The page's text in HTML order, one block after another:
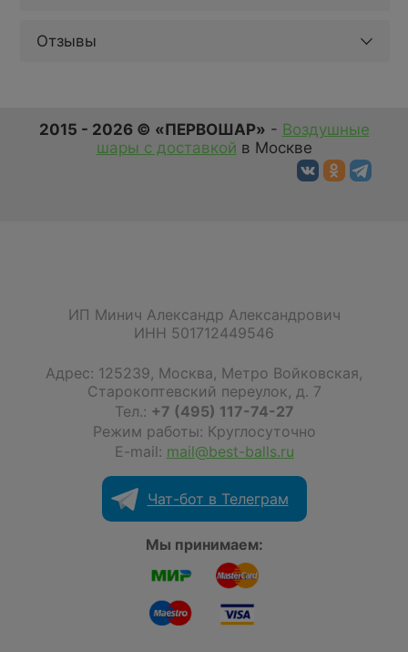
Отзывы
2015 - 2026 © «ПЕРВОШАР» - Воздушные
шары с доставкой в Москве
ИП Минич Александр Александрович
ИНН 501712449546
Адрес: 125239, Москва, Метро Войковская,
Старокоптевский переулок, д. 7
Тел.: +7 (495) 117-74-27
Режим работы: Круглосуточно
E-mail: mail@best-balls.ru
Чат-бот в Телеграм
Мы принимаем: